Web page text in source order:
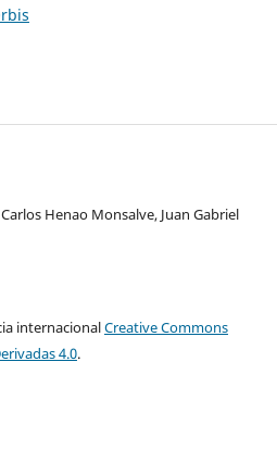
Henao Monsalve, Juan Gabriel
internacionalCreative Commons
4.0.